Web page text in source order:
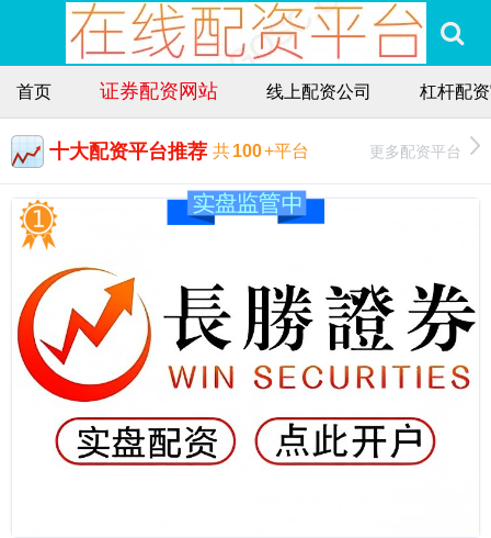
首页 证券配资网站 线上配资公司 杠杆配
十大配资平台推荐 共100+平台 更多配资平台